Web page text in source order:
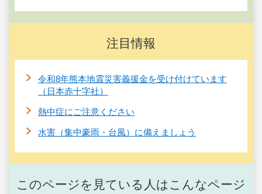
注目情報
令和8年熊本地震災害義援金を受け付けています
（日本赤十字社）
熱中症にご注意ください
水害（集中豪雨・台風）に備えましょう
このページを見ている人はこんなページ